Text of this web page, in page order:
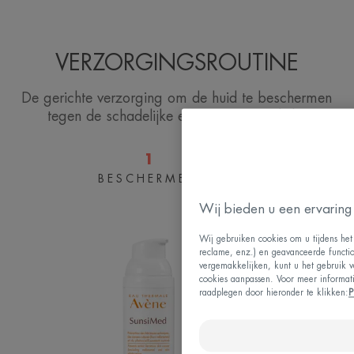
VERZORGINGSROUTINE
De gerichte verzorging om de huid te beschermen
tegen de schadelijke effecten van zonlicht.
1
Medisch
hulpmiddel
BESCHERMEN
Wij bieden u een
Wij gebruiken cookies om u tijdens
reclame, enz.) en geavanceerde
vergemakkelijken, kunt u het gebruik
cookies aanpassen. Voor meer
raadplegen door hieronder te klikken: